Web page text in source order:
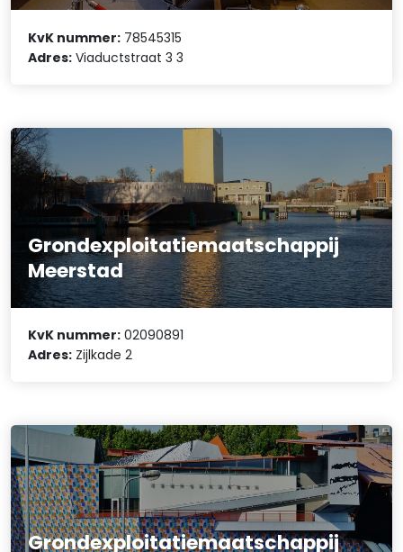
KvK nummer: 78545315
Adres: Viaductstraat 3 3
Grondexploitatiemaatschappij
Meerstad
KvK nummer: 02090891
Adres: Zijlkade 2
Grondexploitatiemaatschappij